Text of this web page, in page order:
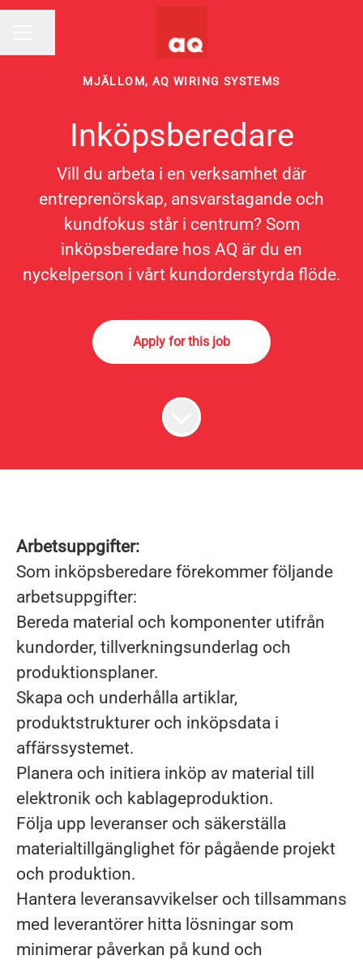
MJÄLLOM, AQ WIRING SYSTEMS
Inköpsberedare
Vill du arbeta i en verksamhet där
entreprenörskap, ansvarstagande och
kundfokus står i centrum? Som
inköpsberedare hos AQ är du en
nyckelperson i vårt kundorderstyrda flöde.
Apply for this job
Arbetsuppgifter:
Som inköpsberedare förekommer följande
arbetsuppgifter:
Bereda material och komponenter utifrån
kundorder, tillverkningsunderlag och
produktionsplaner.
Skapa och underhålla artiklar,
produktstrukturer och inköpsdata i
affärssystemet.
Planera och initiera inköp av material till
elektronik och kablageproduktion.
Följa upp leveranser och säkerställa
materialtillgänglighet för pågående projekt
och produktion.
Hantera leveransavvikelser och tillsammans
med leverantörer hitta lösningar som
minimerar påverkan på kund och